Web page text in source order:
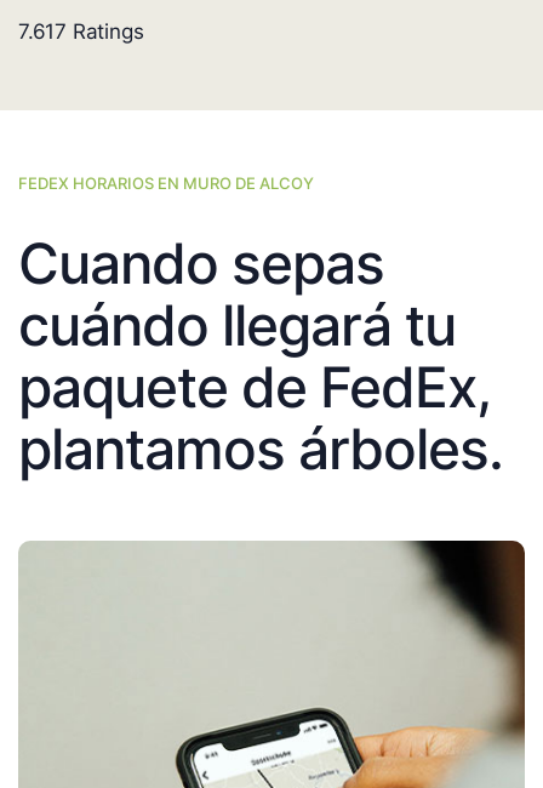
7.617 Ratings
FEDEX HORARIOS EN MURO DE ALCOY
Cuando sepas
cuándo llegará tu
paquete de FedEx,
plantamos árboles.